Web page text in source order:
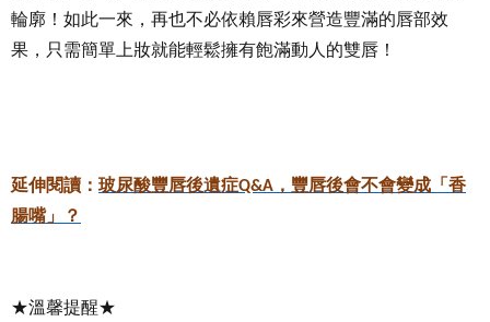
輪廓！如此一來，再也不必依賴唇彩來營造豐滿的唇部效
果，只需簡單上妝就能輕鬆擁有飽滿動人的雙唇！
延伸閱讀： 玻尿酸豐唇後遺症Q&A ，豐唇後會不會變成「香
腸嘴」？
★溫馨提醒★